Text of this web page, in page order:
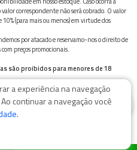
correspondente não será cobrado. O valor
(para mais ou menos) em virtude dos
por atacado e reservamo-nos o direito de
preços promocionais.
são proibidos para menores de 18
e, em excesso, provoca graves males à saúde.
a experiência na navegação
continuar a navegação você
.